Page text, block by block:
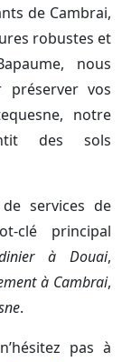
de Cambrai,
robustes et
nous
préserver vos
notre
des sols
services de
clé principal
à Douai,
à Cambrai,
.
pas à